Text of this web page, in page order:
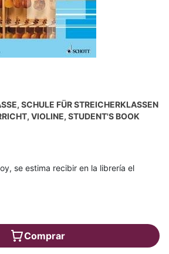
SCHULE FÜR STREICHERKLASSEN
VIOLINE, STUDENT'S BOOK
se estima recibir en la librería el
Comprar